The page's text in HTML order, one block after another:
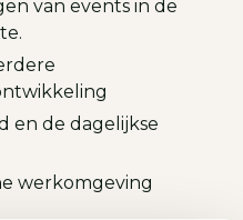
van events in de
en de dagelijkse
werkomgeving